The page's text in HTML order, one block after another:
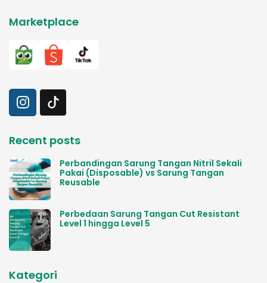
Marketplace
Recent posts
Perbandingan Sarung Tangan Nitril Sekali
Pakai (Disposable) vs Sarung Tangan
Reusable
Perbedaan Sarung Tangan Cut Resistant
Level 1 hingga Level 5
Kategori